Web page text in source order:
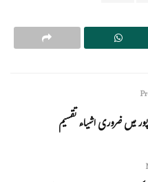
میں ضروری اشیاء تقسیم